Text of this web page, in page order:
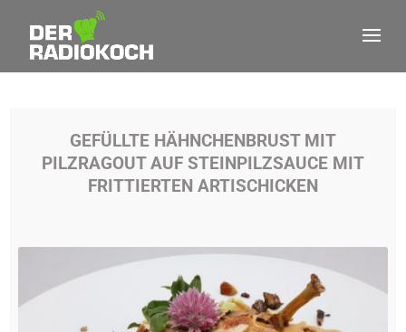
GEFÜLLTE HÄHNCHENBRUST MIT
PILZRAGOUT AUF STEINPILZSAUCE MIT
FRITTIERTEN ARTISCHICKEN